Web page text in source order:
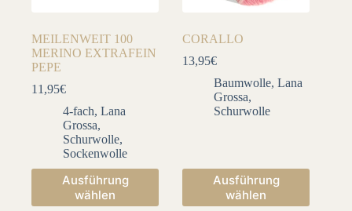
MEILENWEIT 100
MERINO EXTRAFEIN
PEPE
11,95€
4-fach, Lana
Grossa,
Schurwolle,
Sockenwolle
Ausführung
wählen
Dieses
Produkt
weist
CORALLO
13,95€
Baumwolle,Lana
Grossa,
Schurwolle
Ausführung
wählen
Dieses
Produkt
weist